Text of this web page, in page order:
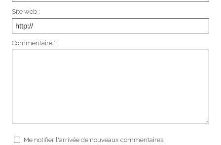
Site web :
Commentaire * :
Me notifier l'arrivée de nouveaux commentaires